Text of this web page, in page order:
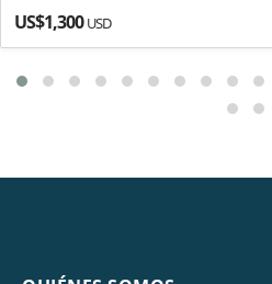
US$1,300USD